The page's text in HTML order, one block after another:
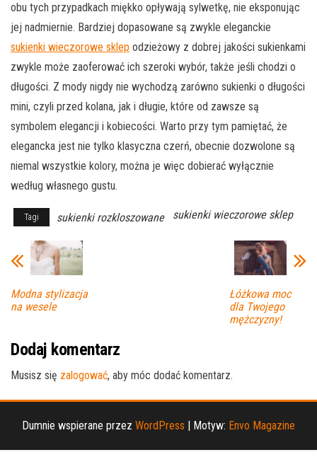
obu tych przypadkach miękko opływają sylwetkę, nie eksponując
jej nadmiernie. Bardziej dopasowane są zwykle eleganckie
sukienki wieczorowe sklep odzieżowy z dobrej jakości sukienkami
zwykle może zaoferować ich szeroki wybór, także jeśli chodzi o
długości. Z mody nigdy nie wychodzą zarówno sukienki o długości
mini, czyli przed kolana, jak i długie, które od zawsze są
symbolem elegancji i kobiecości. Warto przy tym pamiętać, że
elegancka jest nie tylko klasyczna czerń, obecnie dozwolone są
niemal wszystkie kolory, można je więc dobierać wyłącznie
według własnego gustu.
Tagi sukienki rozkloszowane sukienki wieczorowe sklep
Modna stylizacja
na wesele
Łóżkowa moc
dla Twojego
mężczyzny!
Dodaj komentarz
Musisz się zalogować, aby móc dodać komentarz.
Dumnie wspierane przez WordPress Motyw: Envo Magazine